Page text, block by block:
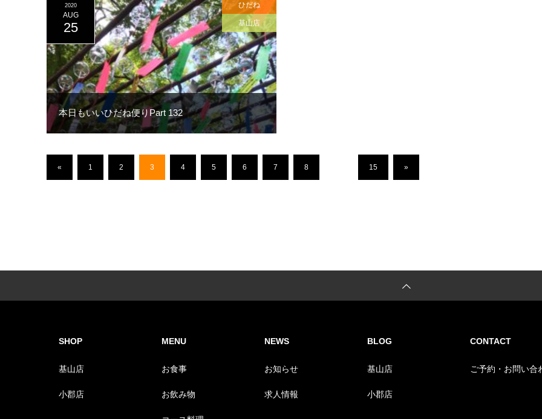
本日もいいひだね便りPart 132
2020
AUG
25
ひだね
基山店
« 1 2 3 4 5 6 7 8 15 »
SHOP
基山店
小郡店
MENU
お食事
お飲み物
NEWS
お知らせ
求人情報
BLOG
基山店
小郡店
CONTACT
ご予約・お問い合